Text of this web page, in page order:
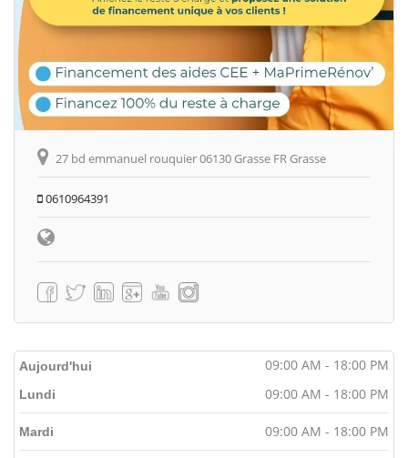
27 bd emmanuel rouquier 06130 Grasse FR Grasse
0610964391
Aujourd'hui 09:00 AM - 18:00 PM
Lundi 09:00 AM - 18:00 PM
Mardi 09:00 AM - 18:00 PM